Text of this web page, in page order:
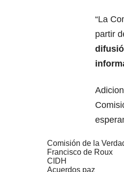
“La
partir
Comisión de la
Francisco de Roux
CIDH
Acuerdos paz